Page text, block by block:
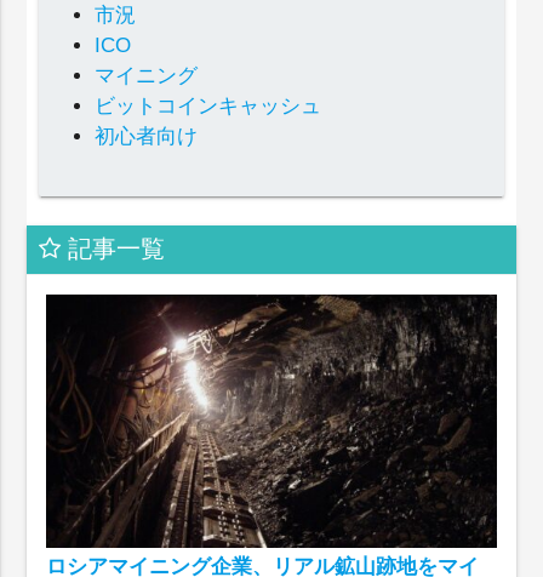
市況
ICO
マイニング
ビットコインキャッシュ
初心者向け
記事一覧
ロシアマイニング企業、リアル鉱山跡地をマイ